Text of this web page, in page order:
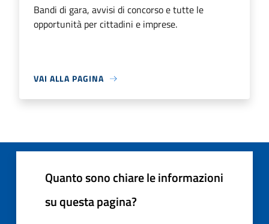
Bandi di gara, avvisi di concorso e tutte le
opportunità per cittadini e imprese.
VAI ALLA PAGINA
Quanto sono chiare le informazioni
su questa pagina?